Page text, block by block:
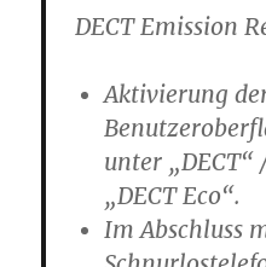
DECT Emission
Aktivierung
unter
„DECT Eco“.
Im Abschluss